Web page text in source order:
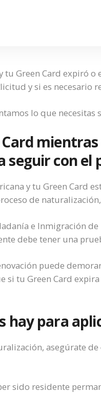
Green Card expiró
y si es necesario
lo que necesitas
Card
con el
y tu Green Card
de
e Inmigración
debe tener una
puede
si tu Green Card
hay para
asegúrate
sido residente